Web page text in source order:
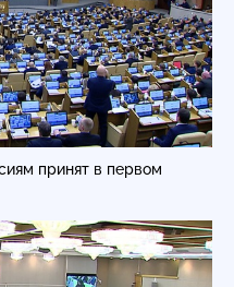
принят в первом